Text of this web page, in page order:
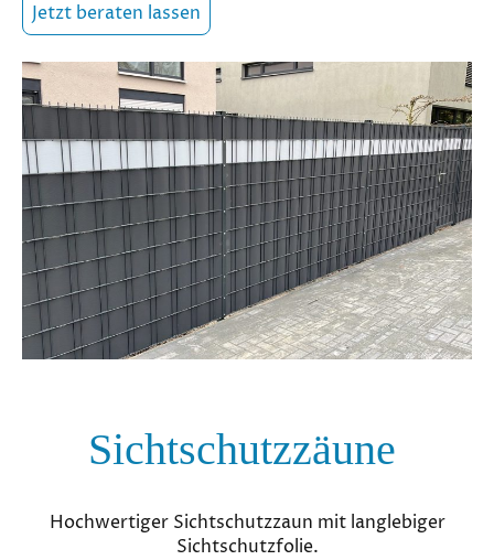
Jetzt beraten lassen
Sichtschutzzäune
Hochwertiger Sichtschutzzaun mit langlebiger
Sichtschutzfolie.